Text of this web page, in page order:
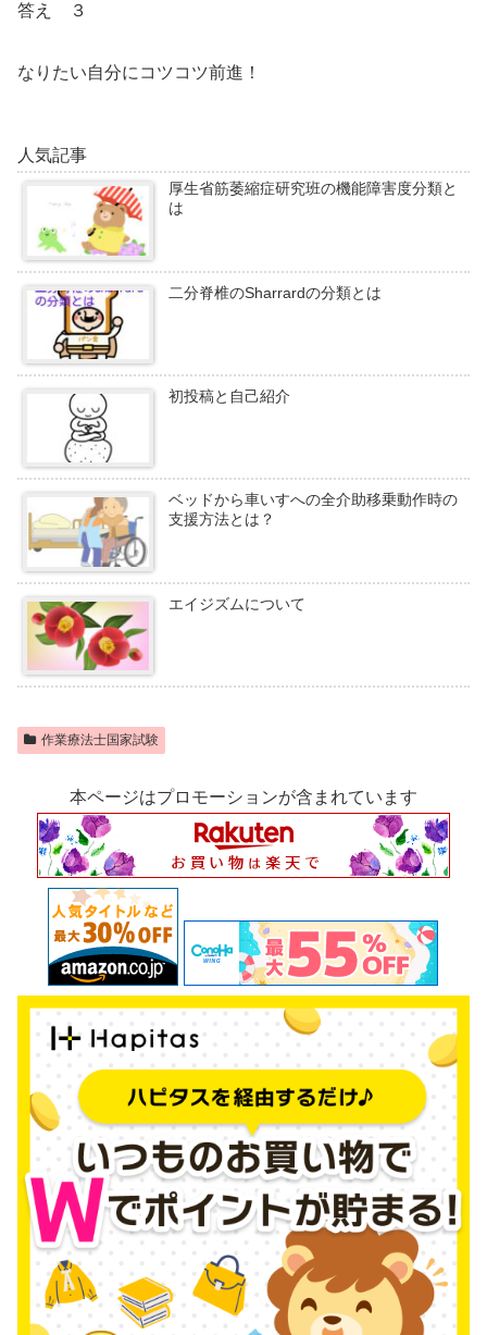
答え ３
なりたい自分にコツコツ前進！
人気記事
厚生省筋萎縮症研究班の機能障害度分類と
は
二分脊椎のSharrardの分類とは
初投稿と自己紹介
ベッドから車いすへの全介助移乗動作時の
支援方法とは？
エイジズムについて
作業療法士国家試験
本ページはプロモーションが含まれています